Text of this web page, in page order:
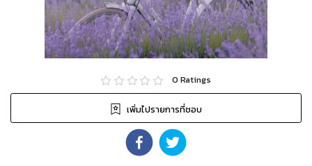
0 Ratings
เพิ่มไปรายการที่ชอบ